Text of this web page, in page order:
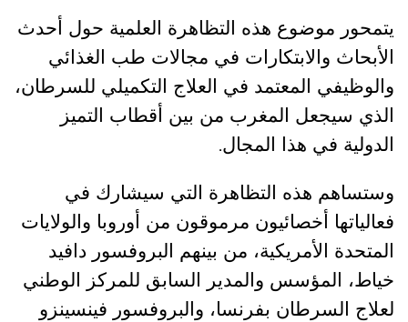
يتمحور موضوع هذه التظاهرة العلمية حول أحدث
الأبحاث والابتكارات في مجالات طب الغذائي
والوظيفي المعتمد في العلاج التكميلي للسرطان،
الذي سيجعل المغرب من بين أقطاب التميز
الدولية في هذا المجال.
وستساهم هذه التظاهرة التي سيشارك في
فعالياتها أخصائيون مرموقون من أوروبا والولايات
المتحدة الأمريكية، من بينهم البروفسور دافيد
خياط، المؤسس والمدير السابق للمركز الوطني
لعلاج السرطان بفرنسا، والبروفسور فينسينزو